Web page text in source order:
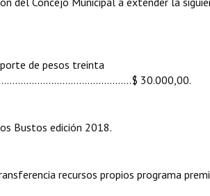
de pesos treinta
30.000,00.
Bustos edición 2018.
recursos propios programa